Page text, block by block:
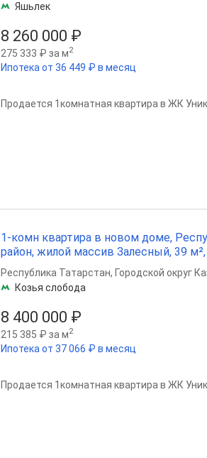
8 260 000 ₽
275 333 ₽ за м2
Ипотека от 36 449 ₽ в месяц
Яшьлек
Продается 1комнатная квартира в ЖК
1-комн квартира в новом доме,
район, жилой массив Залесный, 39
8 400 000 ₽
215 385 ₽ за м2
Ипотека от 37 066 ₽ в месяц
Республика Татарстан, Городской округ
Козья слобода
Продается 1комнатная квартира в ЖК